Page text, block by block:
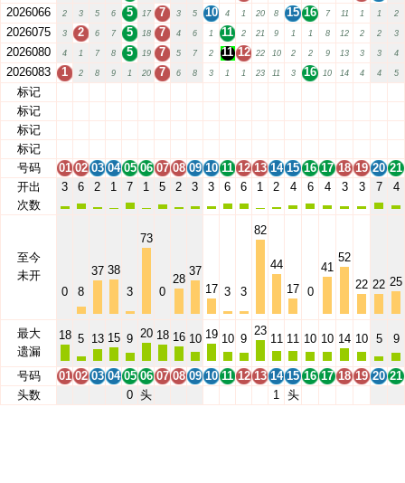
2026066 2 3 5 6 5 17 7 3 5 10 4 1 20 8 15 16 7 11 1 1 2
2026075 3 2 6 7 5 18 7 4 6 1 11 2 21 9 1 1 8 12 2 2 3
2026080 4 1 7 8 5 19 7 5 7 2 11 12 22 10 2 2 9 13 3 3 4
2026083 1 2 8 9 1 20 7 6 8 3 1 1 23 11 3 16 10 14 4 4 5
标记
标记
标记
标记
号码
01 02 03 04 05 06 07 08 09 10 11 12 13 14 15 16 17 18 19 20 21
开出
次数
3 6 2 1 7 1 5 2 3 3 6 6 1 2 4 6 4 3 3 7 4
至今
未开
0
8
37 38
3
73
0
28
37
17 3 3
82
44
17 0
41
52
22 22 25
最大
遗漏
18 5 13 15 9 20 18 16 10 19 10 9
23
11 11 10 10 14 10 5 9
号码 01 02 03 04 05 06 07 08 09 10 11 12 13 14 15 16 17 18 19 20 21
头数
0 头 1 头